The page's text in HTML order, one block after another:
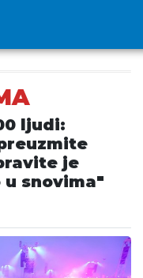
ljudi:
je
u snovima"